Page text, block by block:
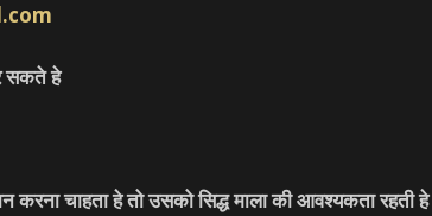
सकते हे
करना चाहता हे तो उसको सिद्ध माला की आवश्यकता रहती हे